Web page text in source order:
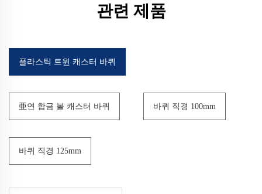
관련 제품
플라스틱 트윈 캐스터 바퀴
亜연 합금 볼 캐스터 바퀴 바퀴 직경 100mm
바퀴 직경 125mm